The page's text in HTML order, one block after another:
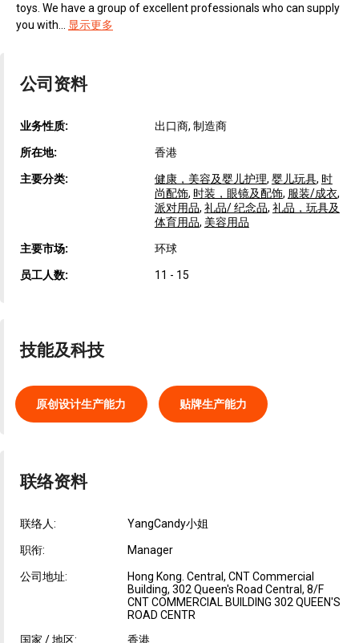
toys. We have a group of excellent professionals who can supply
you with...
显示更多
公司资料
业务性质: 出口商, 制造商
所在地: 香港
主要分类: 健康，美容及婴儿护理, 婴儿玩具, 时
尚配饰, 时装，眼镜及配饰, 服装/成衣,
派对用品, 礼品/ 纪念品, 礼品，玩具及
体育用品, 美容用品
主要市场: 环球
员工人数: 11 - 15
技能及科技
原创设计生产能力 贴牌生产能力
联络资料
联络人: YangCandy小姐
职衔: Manager
公司地址:
Hong Kong. Central, CNT Commercial
Building, 302 Queen's Road Central, 8/F
CNT COMMERCIAL BUILDING 302 QUEEN'S
ROAD CENTR
国家 / 地区:
香港